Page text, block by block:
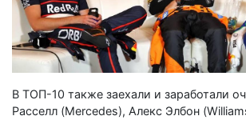
В ТОП-10 также заехали и заработали
Расселл (Mercedes), Алекс Элбон